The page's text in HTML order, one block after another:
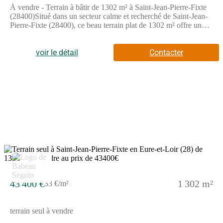
À vendre - Terrain à bâtir de 1302 m² à Saint-Jean-Pierre-Fixte
(28400)Situé dans un secteur calme et recherché de Saint-Jean-
Pierre-Fixte (28400), ce beau terrain plat de 1302 m² offre un
mètres, il permet plusieurs configurations de construction
(maison de plain-pied ou à étage, selon vos envies et le
PLU).Terrain viabiliséEnvironnement résidentiel paisible,
voir le détail Contacter
43 400 €33 €/m² 1 302 m²
terrain seul à vendre